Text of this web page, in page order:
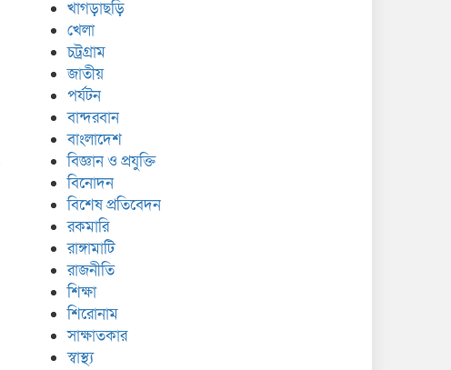
খাগড়াছড়ি
খেলা
চট্রগ্রাম
জাতীয়
পর্যটন
বান্দরবান
বাংলাদেশ
বিজ্ঞান ও প্রযুক্তি
বিনোদন
বিশেষ প্রতিবেদন
রকমারি
রাঙ্গামাটি
রাজনীতি
শিক্ষা
শিরোনাম
সাক্ষাতকার
স্বাস্থ্য